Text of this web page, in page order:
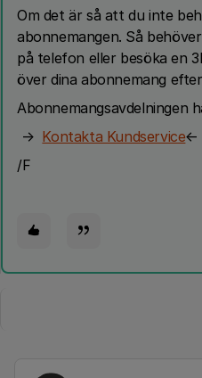
Om det är så att du inte
abonnemangen. Så
på telefon eller besöka en
över dina abonnemang
Abonnemangsavdelningen
→ Kontakta Kundservice←
/F